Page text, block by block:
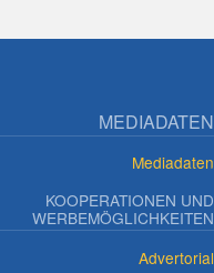
MEDIADATEN
Mediadaten
KOOPERATIONEN UND
WERBEMÖGLICHKEITEN
Advertorial